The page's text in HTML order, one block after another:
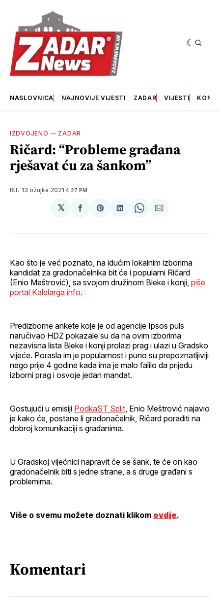
NASLOVNICA NAJNOVIJE VIJESTI ZADAR VIJESTI
IZDVOJENO — ZADAR
Ričard: “Probleme građana
rješavat ću za šankom”
R.I. 13 ožujka 2021 4:27 PM.
𝕏
podijeliSharepodijeliSharepodijeli
Kao što je već poznato, na idućim lokalnim izborima
kandidat za gradonačelnika bit će i popularni Ričard
(Enio Meštrović), sa svojom družinom Bleke i konji, piše
portal Kalelarga info.
Predizborne ankete koje je od agencije Ipsos puls
naručivao HDZ pokazale su da na ovim izborima
nezavisna lista Bleke i konji prolazi prag i ulazi u Gradsko
vijeće. Porasla im je popularnost i puno su prepoznatljiviji
nego prije 4 godine kada ima je malo falilo da prijeđu
izborni prag i osvoje jedan mandat.
Gostujući u emisiji PodkaST Split , Enio Meštrović najavio
je kako će, postane li gradonačelnik, Ričard poraditi na
dobroj komunikaciji s građanima.
U Gradskoj vijećnici napravit će se šank, te će on kao
gradonačelnik biti s jedne strane, a s druge građani s
problemima.
Više o svemu možete doznati klikom ovdje.
Komentari